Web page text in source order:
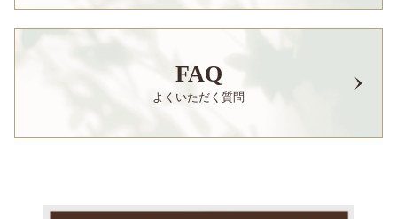
FAQ
よくいただく質問